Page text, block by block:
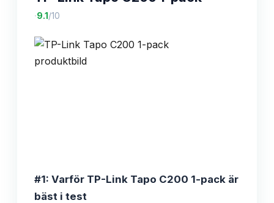
·9.1 /10
#1: Varför TP-Link Tapo C200 1-pack är
bäst i test